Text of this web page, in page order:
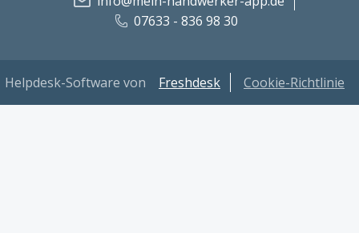
07633 - 836 98 30
Helpdesk-Software von Freshdesk Cookie-Richtlinie